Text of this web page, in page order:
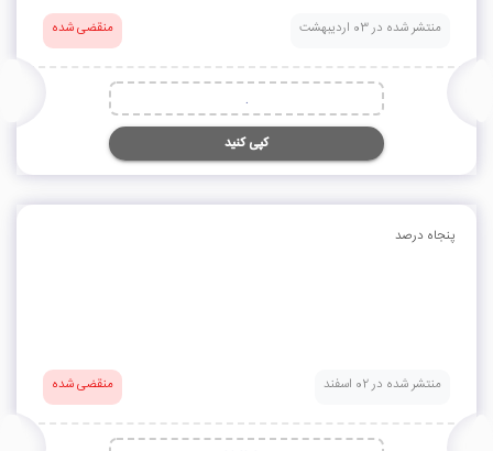
منتشر شده در 03 اردیبهشت منقضی شده
.
کپی کنید
پنجاه درصد
منتشر شده در 02 اسفند منقضی شده